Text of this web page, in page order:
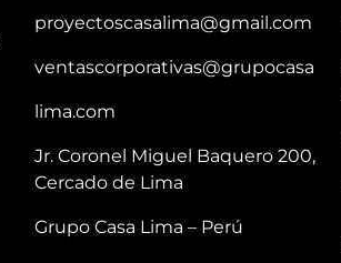
proyectoscasalima@gmail.com
ventascorporativas@grupocasa
lima.com
Jr. Coronel Miguel Baquero 200,
Cercado de Lima
Grupo Casa Lima – Perú